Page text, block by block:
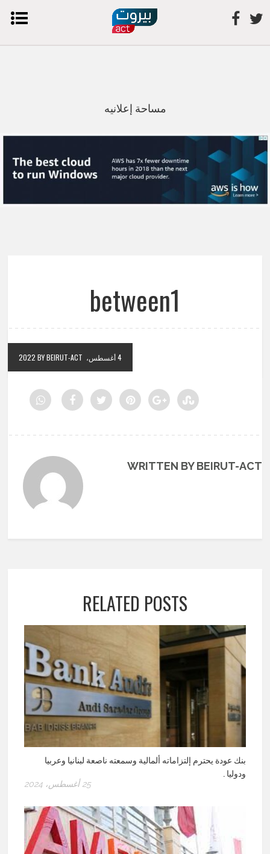
مساحة إعلانيه
between1
4 أغسطس، 2022 BY BEIRUT-ACT
WRITTEN BY BEIRUT-ACT
RELATED POSTS
بنك عودة يحترم إلتزاماته ألمالية وسمعته ناصعة لبنانيا وعربيا
ودوليا .
25 أغسطس، 2024